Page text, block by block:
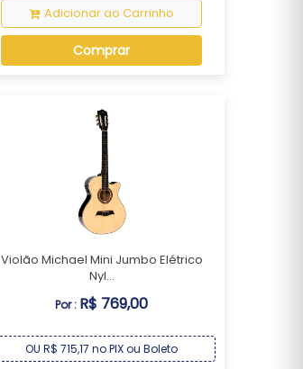
Adicionar ao Carrinho
Comprar
Violão Michael Mini Jumbo Elétrico
Nyl...
Por : R$ 769,00
OU R$ 715,17 no PIX ou Boleto